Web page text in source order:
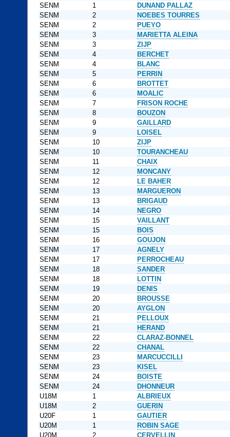
SENM
1
DUNAND PALLAZ
SENM
2
NOEBES TOURRES
SENM
2
PUEYO
SENM
3
MARIETTA ALEINA
SENM
3
ZIJP
SENM
4
BERCHET
SENM
4
BLANC
SENM
5
PERRIN
SENM
6
BROTTET
SENM
6
MOALIC
SENM
7
FRISON ROCHE
SENM
8
BOUZON
SENM
9
GAILLARD
SENM
9
LOISEL
SENM
10
ZIJP
SENM
10
TOURANCHEAU
SENM
11
CHAIX
SENM
12
MONCANY
SENM
12
LE BAHER
SENM
13
MARGUERON
SENM
13
BRIGAUD
SENM
14
NEGRO
SENM
15
VAILLANT
SENM
15
BOIS
SENM
16
GOUJON
SENM
17
AGNELY
SENM
17
PERROCHEAU
SENM
18
SANDER
SENM
18
LOTTIN
SENM
19
DENIS
SENM
20
BROUSSE
SENM
20
AYGLON
SENM
21
PELLOUX
SENM
21
HERAND
SENM
22
CLARAZ-BONNEL
SENM
22
CHANAL
SENM
23
MARCUCCILLI
SENM
23
KISEL
SENM
24
BOISTE
SENM
24
DHONNEUR
U18M
1
ALBRIEUX
U18M
2
GUERIN
U20F
1
GAUTIER
U20M
1
ROBIN SAGE
U20M
2 CERVELLIN